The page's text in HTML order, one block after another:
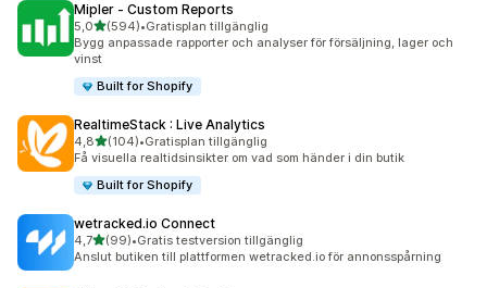
Mipler ‑ Custom Reports
5,0av 5 stjärnor
(594)
594 recensioner totalt
•Gratisplan tillgänglig
Bygg anpassade rapporter och analyser för försäljning, lager och
vinst
Built for Shopify
RealtimeStack : Live Analytics
4,8av 5 stjärnor
(104)
104 recensioner totalt
•Gratisplan tillgänglig
Få visuella realtidsinsikter om vad som händer i din butik
Built for Shopify
wetracked.io Connect
4,7av 5 stjärnor
(99)
99 recensioner totalt
•Gratis testversion tillgänglig
Anslut butiken till plattformen wetracked.io för annonsspårning